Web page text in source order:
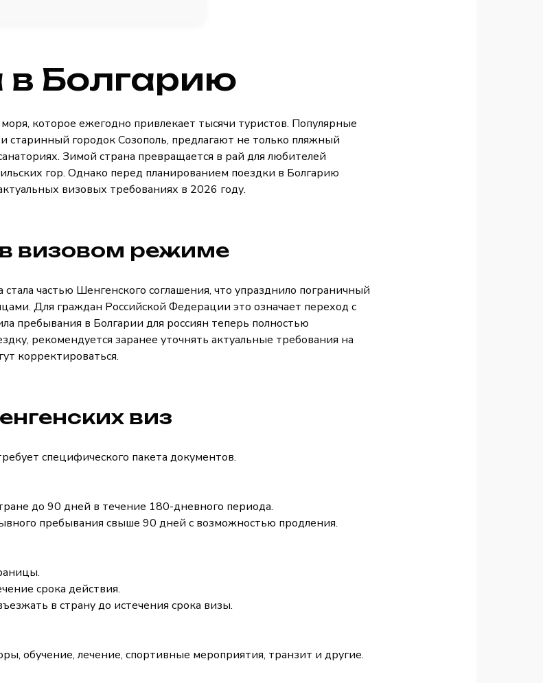
Болгарию
которое ежегодно привлекает тысячи туристов. Популярные
старинный городок Созополь, предлагают не только пляжный
Зимой страна превращается в рай для любителей
гор. Однако перед планированием поездки в Болгарию
визовых требованиях в 2026 году.
визовом режиме
частью Шенгенского соглашения, что упразднило пограничный
Для граждан Российской Федерации это означает переход с
пребывания в Болгарии для россиян теперь полностью
рекомендуется заранее уточнять актуальные требования на
корректироваться.
виз
специфического пакета документов.
до 90 дней в течение 180-дневного периода.
пребывания свыше 90 дней с возможностью продления.
срока действия.
в страну до истечения срока визы.
обучение, лечение, спортивные мероприятия, транзит и другие.